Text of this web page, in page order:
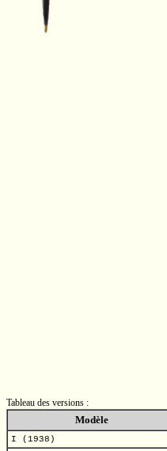
Tableau des versions :
Modèle
I (1938)